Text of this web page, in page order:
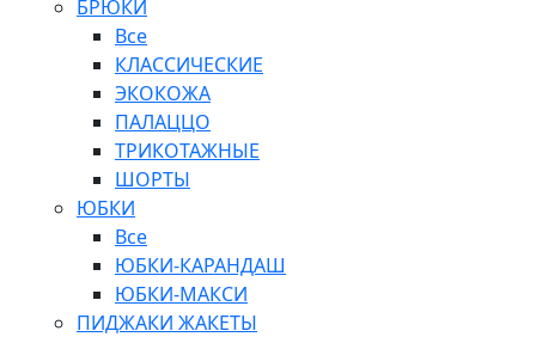
БРЮКИ
Все
КЛАССИЧЕСКИЕ
ЭКОКОЖА
ПАЛАЦЦО
ТРИКОТАЖНЫЕ
ШОРТЫ
ЮБКИ
Все
ЮБКИ-КАРАНДАШ
ЮБКИ-МАКСИ
ПИДЖАКИ ЖАКЕТЫ